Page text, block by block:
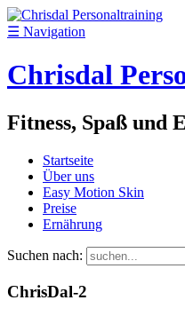
☰ Navigation
Chrisdal
Fitness, Spaß und
Startseite
Über uns
Easy Motion Skin
Preise
Ernährung
Suchen nach:
ChrisDal-2